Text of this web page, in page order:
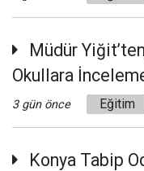
Müdür
Okullara
3 gün önce Eğitim
Konya Tabip